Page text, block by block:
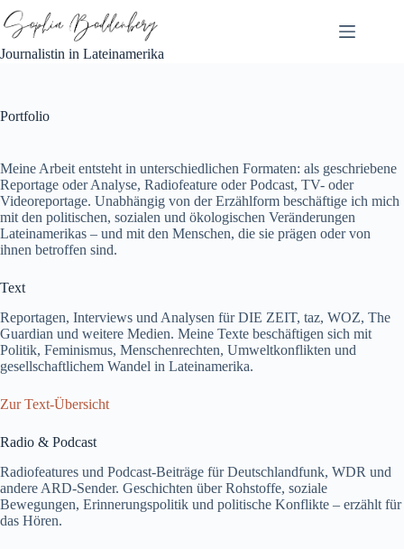
Zum
Inhalt
springen
Journalistin in Lateinamerika
Portfolio
Meine Arbeit entsteht in unterschiedlichen Formaten: als geschriebene
Reportage oder Analyse, Radiofeature oder Podcast, TV- oder
Videoreportage. Unabhängig von der Erzählform beschäftige ich mich
mit den politischen, sozialen und ökologischen Veränderungen
Lateinamerikas – und mit den Menschen, die sie prägen oder von
ihnen betroffen sind.
Text
Reportagen, Interviews und Analysen für DIE ZEIT, taz, WOZ, The
Guardian und weitere Medien. Meine Texte beschäftigen sich mit
Politik, Feminismus, Menschenrechten, Umweltkonflikten und
gesellschaftlichem Wandel in Lateinamerika.
Zur Text-Übersicht
Radio & Podcast
Radiofeatures und Podcast-Beiträge für Deutschlandfunk, WDR und
andere ARD-Sender. Geschichten über Rohstoffe, soziale
Bewegungen, Erinnerungspolitik und politische Konflikte – erzählt für
das Hören.